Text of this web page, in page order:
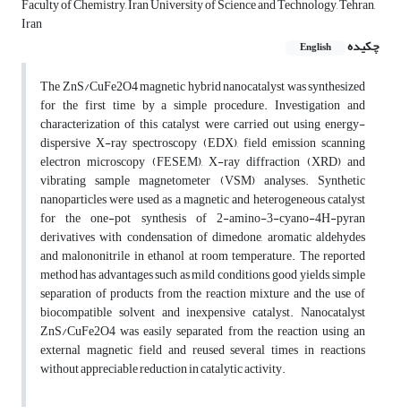
Faculty of Chemistry, Iran University of Science and Technology, Tehran,
Iran
چکیده
English
The ZnS/CuFe2O4 magnetic hybrid nanocatalyst was synthesized
for the first time by a simple procedure. Investigation and
characterization of this catalyst were carried out using energy-
dispersive X-ray spectroscopy (EDX), field emission scanning
electron microscopy (FESEM), X-ray diffraction (XRD) and
vibrating sample magnetometer (VSM) analyses. Synthetic
nanoparticles were used as a magnetic and heterogeneous catalyst
for the one-pot synthesis of 2-amino-3-cyano-4H-pyran
derivatives with condensation of dimedone, aromatic aldehydes
and malononitrile in ethanol at room temperature. The reported
method has advantages such as mild conditions, good yields, simple
separation of products from the reaction mixture and the use of
biocompatible solvent and inexpensive catalyst. Nanocatalyst
ZnS/CuFe2O4 was easily separated from the reaction using an
external magnetic field and reused several times in reactions
without appreciable reduction in catalytic activity.